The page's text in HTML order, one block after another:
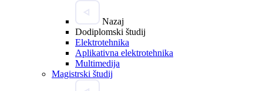
Nazaj
Dodiplomski študij
Elektrotehnika
Aplikativna elektrotehnika
Multimedija
Magistrski študij